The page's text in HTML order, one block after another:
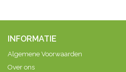
INFORMATIE
Algemene Voorwaarden
Over ons